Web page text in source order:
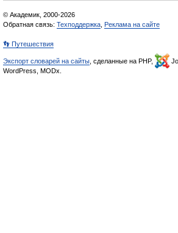
© Академик, 2000-2026
Обратная связь: Техподдержка Реклама на сайте
👣 Путешествия
Экспорт словарей на сайты , сделанные на PHP,
WordPress, MODx.